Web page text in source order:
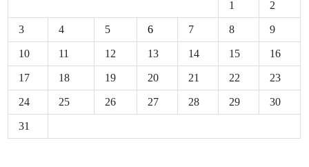
1 2
3 4 5 6 7 8 9
10 11 12 13 14 15 16
17 18 19 20 21 22 23
24 25 26 27 28 29 30
31